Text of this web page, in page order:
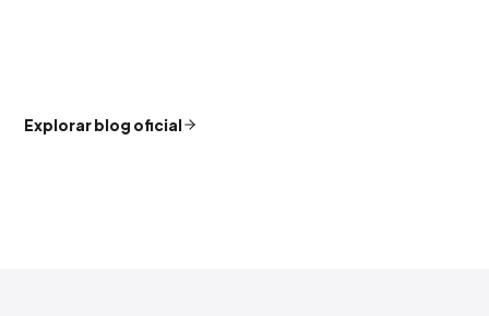
Explorar blog oficial